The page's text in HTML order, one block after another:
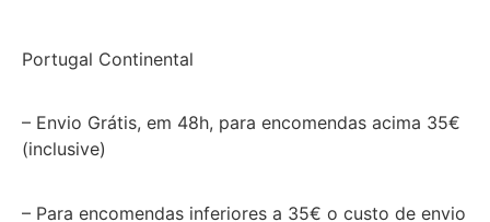
Portugal Continental
– Envio Grátis, em 48h, para encomendas acima 35€
(inclusive)
– Para encomendas inferiores a 35€ o custo de envio